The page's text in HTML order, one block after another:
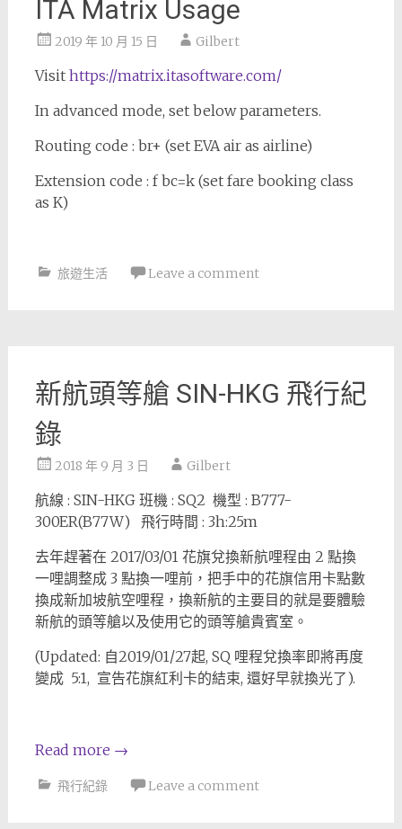
ITA Matrix Usage
2019 年 10 月 15 日 Gilbert
Visit https://matrix.itasoftware.com/
In advanced mode, set below parameters.
Routing code : br+ (set EVA air as airline)
Extension code : f bc=k (set fare booking class
as K)
旅遊生活 Leave a comment
新航頭等艙 SIN-HKG 飛行紀
錄
2018 年 9 月 3 日 Gilbert
航線 : SIN-HKG 班機 : SQ2 機型 : B777-
300ER(B77W) 飛行時間 : 3h:25m
去年趕著在 2017/03/01 花旗兌換新航哩程由 2 點換
一哩調整成 3 點換一哩前，把手中的花旗信用卡點數
換成新加坡航空哩程，換新航的主要目的就是要體驗
新航的頭等艙以及使用它的頭等艙貴賓室。
(Updated: 自2019/01/27起, SQ 哩程兌換率即將再度
變成 5:1, 宣告花旗紅利卡的結束, 還好早就換光了).
Read more →
飛行紀錄 Leave a comment